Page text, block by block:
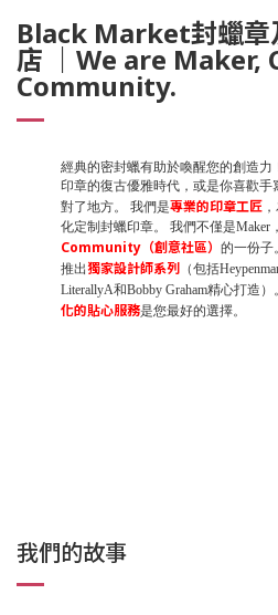
Black Market封蠟章
店 ｜We are Maker,
Community.
經典的密封蠟有助於喚醒您的創造
印章的復古優雅時代，或是你喜歡手
對了地方。 我們是專業的印章工匠
化定制封蠟印章。 我們不僅是Maker
Community（創意社區） 的一份子
推出獨家設計師系列 （包括
LiterallyA和Bobby Graham精心打造
化的貼心服務是您最好的選擇。
我們的故事